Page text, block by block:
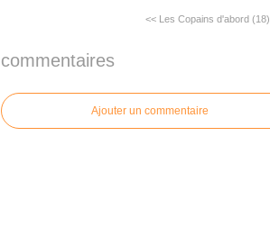
<< Les Copains d'abord (18)
commentaires
Ajouter un commentaire